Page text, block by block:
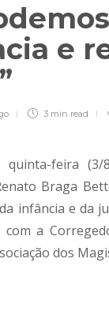
e
3 min read
feira
Braga
infância e da
com a
dos